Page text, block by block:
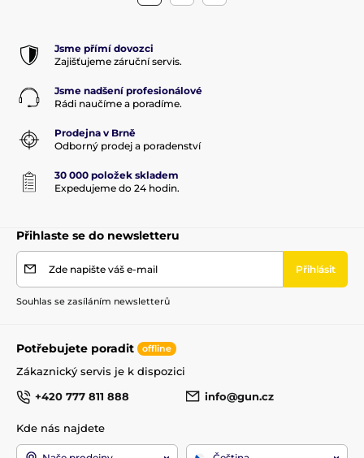
Jsme přímí dovozci
Zajišťujeme záruční servis.
Jsme nadšení profesionálové
Rádi naučíme a poradíme.
Prodejna v Brně
Odborný prodej a poradenství
30 000 položek skladem
Expedujeme do 24 hodin.
Přihlaste se do newsletteru
Zde napište váš e-mail Přihlásit
Souhlas se zasíláním newsletterů
Potřebujete poradit offline
Zákaznický servis je k dispozici
+420 777 811 888
info@gun.cz
Kde nás najdete